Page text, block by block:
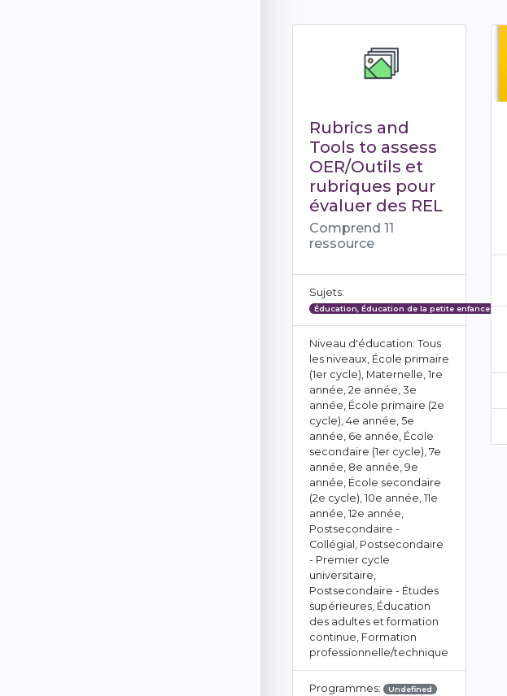
Rubrics and
Tools to assess
OER/Outils et
rubriques pour
évaluer des REL
Comprend 11
ressource
Sujets:
Éducation, Éducation de la petite enfance
Niveau d'éducation: Tous
les niveaux, École primaire
(1er cycle), Maternelle, 1re
année, 2e année, 3e
année, École primaire (2e
cycle), 4e année, 5e
année, 6e année, École
secondaire (1er cycle), 7e
année, 8e année, 9e
année, École secondaire
(2e cycle), 10e année, 11e
année, 12e année,
Postsecondaire -
Collégial, Postsecondaire
- Premier cycle
universitaire,
Postsecondaire - Études
supérieures, Éducation
des adultes et formation
continue, Formation
professionnelle/technique
Programmes: Undefined